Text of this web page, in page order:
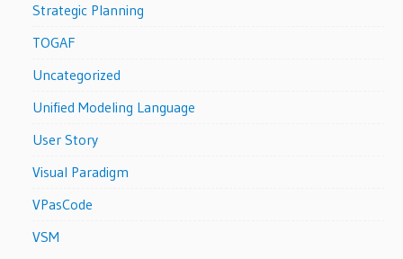
Strategic Planning
TOGAF
Uncategorized
Unified Modeling Language
User Story
Visual Paradigm
VPasCode
VSM